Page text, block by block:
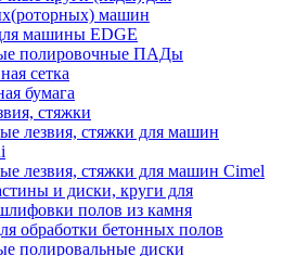
машин
машины EDGE
полировочные ПАДы
сетка
бумага
стяжки
лезвия, стяжки для машин
лезвия, стяжки для машин Cimel
и диски, круги для
полов из камня
обработки бетонных полов
полировальные диски